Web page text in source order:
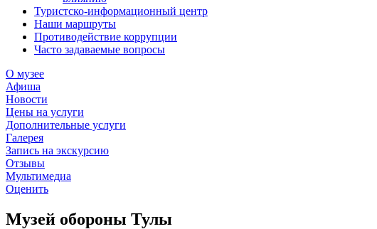
Туристско-информационный центр
Наши маршруты
Противодействие коррупции
Часто задаваемые вопросы
О музее
Афиша
Новости
Цены на услуги
Дополнительные услуги
Галерея
Запись на экскурсию
Отзывы
Мультимедиа
Оценить
Музей обороны Тулы